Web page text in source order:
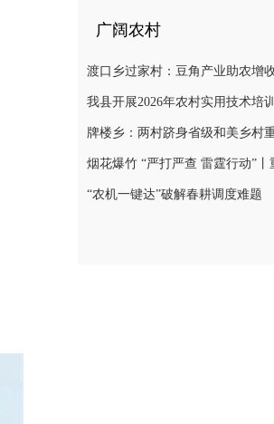
广阔农村
我县开展2026年农村实用技术培训
“农机一键达”破解春耕调度难题